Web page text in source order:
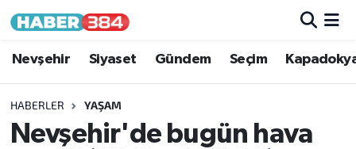
Nevşehir Siyaset Gündem Seçim
HABERLER YAŞAM
Nevşehir'de bugün hava
Nöbetçi Eczaneler
Hava Durumu
Trafik Durumu